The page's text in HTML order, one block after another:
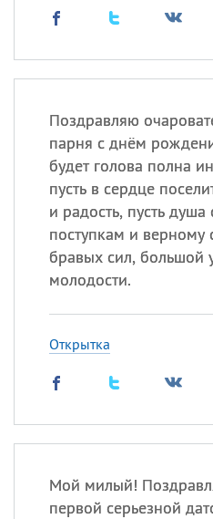
Поздравляю
парня с днём
будет голова полна
пусть в сердце
и радость, пусть
поступкам и верному
бравых сил, большой
молодости.
Открытка
Мой милый!
первой серьезной